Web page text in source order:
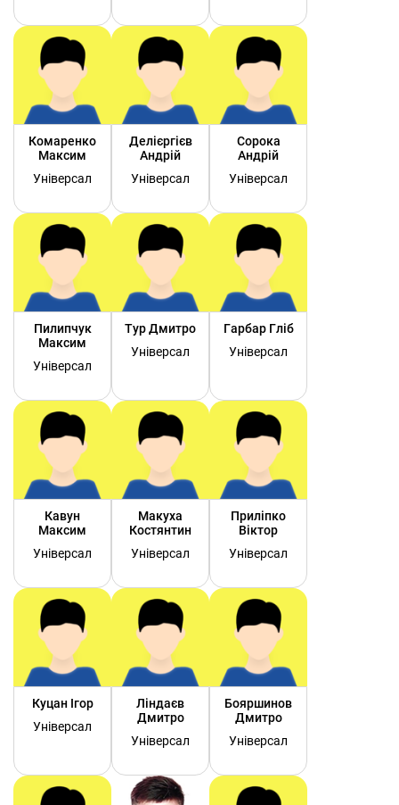
Комаренко
Максим
Універсал
Делієргієв
Андрій
Універсал
Сорока
Андрій
Універсал
Пилипчук
Максим
Універсал
Тур Дмитро
Універсал
Гарбар Гліб
Універсал
Кавун
Максим
Універсал
Макуха
Костянтин
Універсал
Приліпко
Віктор
Універсал
Куцан Ігор
Універсал
Ліндаєв
Дмитро
Універсал
Бояршинов
Дмитро
Універсал